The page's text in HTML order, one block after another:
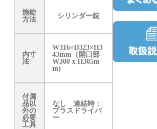
施錠
方法
シリンダー錠
内寸
法
W316×D323×H3
43mm（開口部
W300 x H305m
m)
付属
品以
外の
必要
工具
なし 連結時：
プラスドライバ
ー